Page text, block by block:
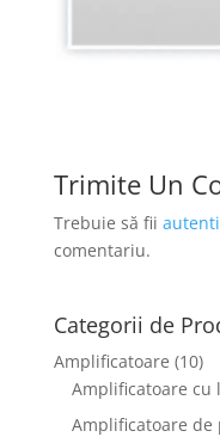
Trimite Un
Trebuie să fii
comentariu.
Categorii de
Amplificatoare (10)
Amplificatoare cu
Amplificatoare de